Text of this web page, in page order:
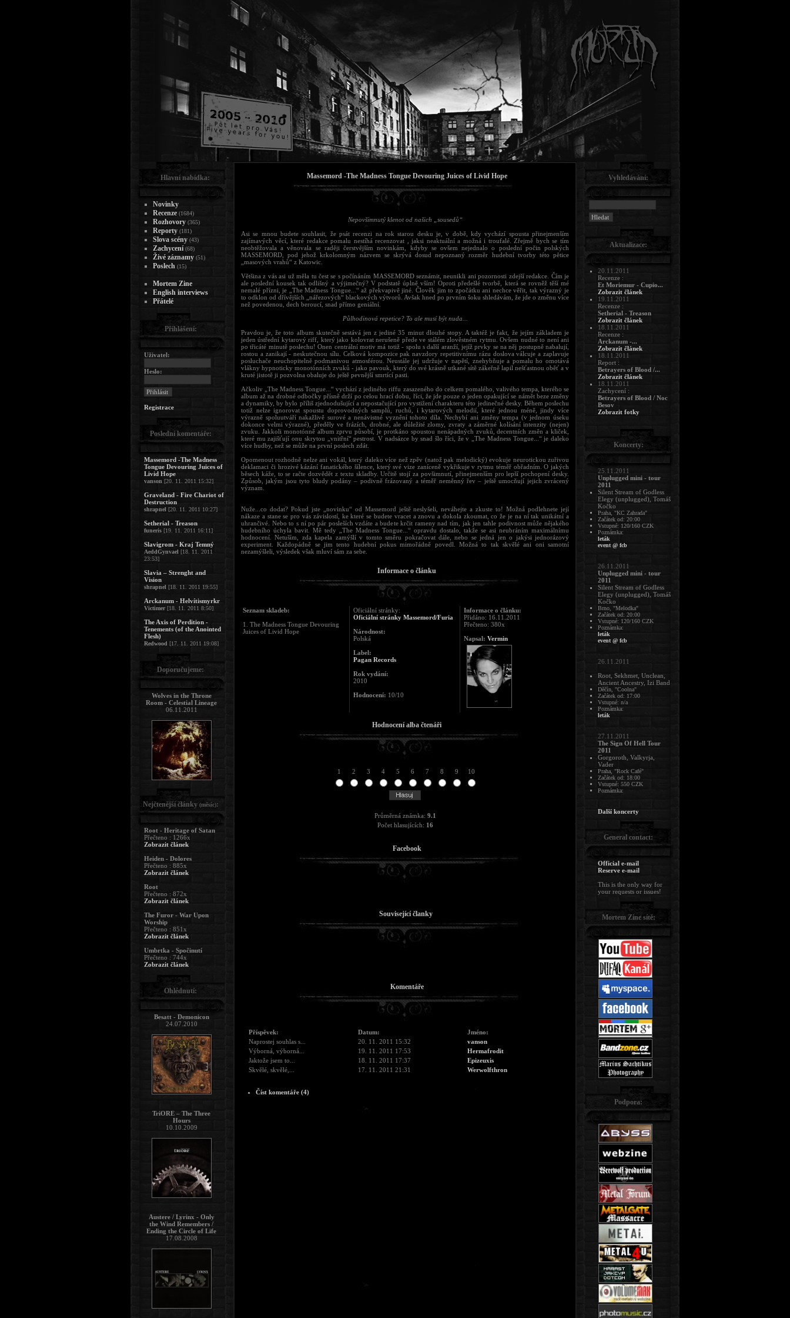
Massemord -The Madness Tongue Devouring Juices of Livid Hope
Nepovšimnutý klenot od našich „sousedů“
Asi se mnou budete souhlasit, že psát recenzi na rok starou desku je, v době, kdy vychází spousta přinejmenším
zajímavých věcí, které redakce pomalu nestíhá recenzovat , jaksi neaktuální a možná i troufalé. Zřejmě bych se tím
neobtěžovala a věnovala se raději čerstvějším novinkám, kdyby se ovšem nejednalo o poslední počin polských
MASSEMORD, pod jehož krkolomným názvem se skrývá dosud nepoznaný rozměr hudební tvorby této pětice
„masových vrahů“ z Katowic.
Většina z vás asi už měla tu čest se s počínáním MASSEMORD seznámit, neunikli ani pozornosti zdejší redakce. Čím je
ale poslední kousek tak odlišný a výjimečný? V podstatě úplně vším! Oproti předešlé tvorbě, která se rovněž těší mé
nemalé přízni, je „The Madness Tongue...“ až překvapivě jiné. Člověk jim to zpočátku ani nechce věřit, tak výrazný je
to odklon od dřívějších „nářezových“ blackových výtvorů. Avšak hned po prvním šoku shledávám, že jde o změnu více
než povedenou, dech beroucí, snad přímo geniální.
Půlhodinová repetice? To ale musí být nuda...
Pravdou je, že toto album skutečně sestává jen z jediné 35 minut dlouhé stopy. A taktéž je fakt, že jejím základem je
jeden ústřední kytarový riff, který jako kolovrat nerušeně přede ve stálém zlověstném rytmu. Ovšem nudné to není ani
po třicáté minutě poslechu! Onen centrální motiv má totiž - spolu s další aranží, jejíž prvky se na něj postupně nabalují,
rostou a zanikají - neskutečnou sílu. Celková kompozice pak navzdory repetitivnímu rázu doslova válcuje a zaplavuje
posluchače neuchopitelně podmanivou atmosférou. Neustále jej udržuje v napětí, znehybňuje a pomalu ho omotává
vlákny hypnoticky monotónních zvuků - jako pavouk, který do své krásně utkané sítě zákeřně lapil nešťastnou oběť a v
kruté jistotě ji pozvolna obaluje do ještě pevnější smrtící pasti.
Ačkoliv „The Madness Tongue...“ vychází z jediného riffu zasazeného do celkem pomalého, valivého tempa, kterého se
album až na drobné odbočky přísně drží po celou hrací dobu, říci, že jde pouze o jeden opakující se námět beze změny
a dynamiky, by bylo příliš zjednodušující a nepostačující pro vystižení charakteru této jedinečné desky. Během poslechu
totiž nelze ignorovat spoustu doprovodných samplů, ruchů, i kytarových melodií, které jednou méně, jindy více
výrazně spoluutváří nakažlivě surové a nenávistné vyznění tohoto díla. Nechybí ani změny tempa (v jednom úseku
dokonce velmi výrazné), předěly ve frázích, drobné, ale důležité zlomy, zvraty a záměrné kolísání intenzity (nejen)
zvuku. Jakkoli monotónně album zprvu působí, je protkáno spoustou nenápadných zvuků, decentních změn a kliček,
které mu zajišťují onu skrytou „vnitřní“ pestrost. V nadsázce by snad šlo říci, že v „The Madness Tongue...“ je daleko
více hudby, než se může na první poslech zdát.
Opomenout rozhodně nelze ani vokál, který daleko více než zpěv (natož pak melodický) evokuje neurotickou zuřivou
deklamaci či hrozivé kázání fanatického šílence, který své vize zaníceně vykřikuje v rytmu téměř obřadním. O jakých
běsech káže, to se račte dozvědět z textu skladby. Určitě stojí za povšimnutí, přinejmenším pro lepší pochopení desky.
Způsob, jakým jsou tyto bludy podány – podivně frázovaný a téměř neměnný řev – ještě umocňují jejich zvrácený
význam.
Nuže...co dodat? Pokud jste „novinku“ od Massemord ještě neslyšeli, neváhejte a zkuste to! Možná podlehnete její
nákaze a stane se pro vás závislostí, ke které se budete vracet a znovu a dokola zkoumat, co že je na ní tak unikátní a
uhrančivé. Nebo to s ní po pár posleších vzdáte a budete krčit rameny nad tím, jak jen tahle podivnost může nějakého
hudebního úchyla bavit. Mě tedy „The Madness Tongue...“ opravdu dostalo, takže se asi neubráním maximálnímu
hodnocení. Netuším, zda kapela zamýšlí v tomto směru pokračovat dále, nebo se jedná jen o jakýsi jednorázový
experiment. Každopádně se jim tento hudební pokus mimořádně povedl. Možná to tak skvělé ani oni samotní
nezamýšleli, výsledek však mluví sám za sebe.
Informace o článku
Seznam skladeb:
1. The Madness Tongue Devouring
Juices of Livid Hope
Oficiální stránky:
Oficiální stránky Massemord/Furia
Národnost:
Polská
Label:
Pagan Records
Rok vydání:
2010
Hodnocení: 10/10
Informace o článku:
Přidáno: 16.11.2011
Přečteno: 380x
Napsal: Vermin
Hodnocení alba čtenáři
1 2 3 4 5 6 7 8 9 10
Průměrná známka: 9.1
Počet hlasujících: 16
Facebook
Související članky
Komentáře
Příspěvek: Datum:
Jméno:
Naprostej souhlas s...
20. 11. 2011 15:32
vanson
Výborná, výborná...
19. 11. 2011 17:53
Hermafrodit
Jaktože jsem to...
18. 11. 2011 17:37
Epizeuxis
Skvělé, skvělé,...
17. 11. 2011 21:31 Werwolfthron
Číst komentáře (4)
Hlavní nabídka:
Novinky
Recenze (1684)
Rozhovory (365)
Reporty (181)
Slova scény (43)
Zachycení (68)
Živé záznamy (51)
Poslech (15)
Mortem Zine
English interviews
Přátelé
Přihlášení:
Uživatel:
Heslo:
Registrace
Poslední komentáře:
Massemord -The Madness
Tongue Devouring Juices of
Livid Hope
vanson [20. 11. 2011 15:32]
Graveland - Fire Chariot of
Destruction
shrapnel [20. 11. 2011 10:27]
Setherial - Treason
funeris [19. 11. 2011 16:11]
Slavigrom - Kraj Temný
AeddGynvael [18. 11. 2011
23:53]
Slavia – Strenght and
Vision
shrapnel [18. 11. 2011 19:55]
Arckanum - Helvítismyrkr
Victimer[18. 11. 2011 8:50]
The Axis of Perdition -
Tenements (of the Anointed
Flesh)
Redwood [17. 11. 2011 19:08]
Doporučujeme:
Wolves in the Throne
Room - Celestial Lineage
06.11.2011
Nejčtenější články (měsíc):
Root - Heritage of Satan
Přečteno : 1266x
Zobrazit článek
Heiden - Dolores
Přečteno : 885x
Zobrazit článek
Root
Přečteno : 872x
Zobrazit článek
The Furor - War Upon
Worship
Přečteno : 851x
Zobrazit článek
Umbrtka - Spočinutí
Přečteno : 744x
Zobrazit článek
Ohlédnutí:
Besatt - Demonicon
24.07.2010
TriORE – The Three
Hours
10.10.2009
Austere / Lyrinx - Only
the Wind Remembers /
Ending the Circle of Life
17.08.2008
Vyhledávání:
Aktualizace:
20.11.2011
Recenze :
Et Moriemur - Cupio...
Zobrazit článek
19.11.2011
Recenze :
Setherial - Treason
Zobrazit článek
18.11.2011
Recenze :
Arckanum -...
Zobrazit článek
18.11.2011
Report :
Betrayers of Blood /...
Zobrazit článek
18.11.2011
Zachycení :
Betrayers of Blood / Noc
Besov
Zobrazit fotky
Koncerty:
25.11.2011
Unplugged mini - tour
2011
Silent Stream of Godless
Elegy (unplugged), Tomáš
Kočko
Praha, "KC Zahrada"
Začátek od: 20:00
Vstupné: 120/160 CZK
Poznámka:
leták
event @ fcb
26.11.2011
Unplugged mini - tour
2011
Silent Stream of Godless
Elegy (unplugged), Tomáš
Kočko
Brno, "Melodka"
Začátek od: 20:00
Vstupné: 120/160 CZK
Poznámka:
leták
event @ fcb
26.11.2011
Root, Sekhmet, Unclean,
Ancient Ancestry, Izi Band
Děčín, "Coolna"
Začátek od: 17:00
Vstupné: n/a
Poznámka:
leták
27.11.2011
The Sign Of Hell Tour
2011
Gorgoroth, Valkyrja,
Vader
Praha, "Rock Café"
Začátek od: 18:00
Vstupné: 550 CZK
Poznámka:
Další koncerty
General contact:
Official e-mail
Reserve e-mail
This is the only way for
your requests or issues!
Mortem Zine sítě:
Podpora: